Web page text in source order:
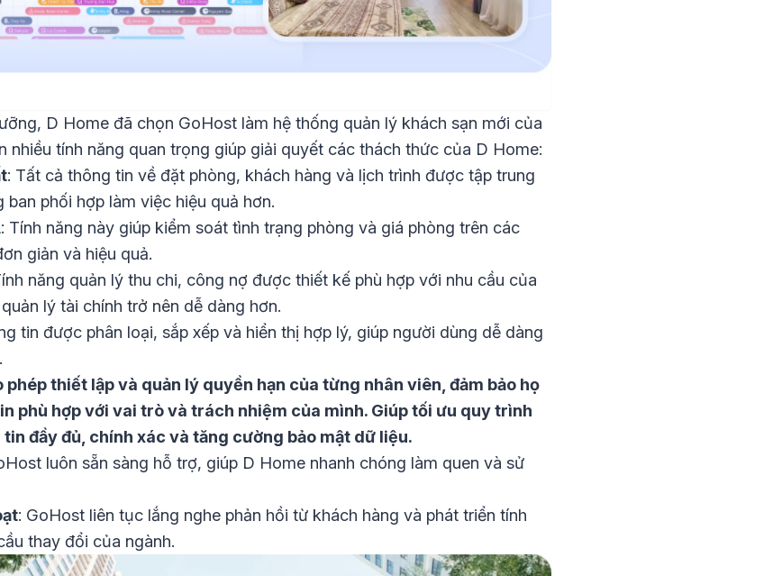
D Home đã chọn GoHost làm hệ thống quản lý khách sạn mới của
nhiều tính năng quan trọng giúp giải quyết các thách thức của D Home:
: Tất cả thông tin về đặt phòng, khách hàng và lịch trình được tập trung
phối hợp làm việc hiệu quả hơn.
: Tính năng này giúp kiểm soát tình trạng phòng và giá phòng trên các
giản và hiệu quả.
năng quản lý thu chi, công nợ được thiết kế phù hợp với nhu cầu của
lý tài chính trở nên dễ dàng hơn.
tin được phân loại, sắp xếp và hiển thị hợp lý, giúp người dùng dễ dàng
phép thiết lập và quản lý quyền hạn của từng nhân viên, đảm bảo họ
phù hợp với vai trò và trách nhiệm của mình. Giúp tối ưu quy trình
đầy đủ, chính xác và tăng cường bảo mật dữ liệu.
luôn sẵn sàng hỗ trợ, giúp D Home nhanh chóng làm quen và sử
: GoHost liên tục lắng nghe phản hồi từ khách hàng và phát triển tính
thay đổi của ngành.